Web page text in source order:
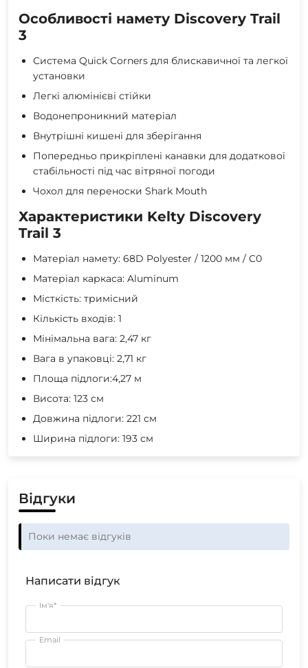
Особливості намету Discovery Trail
3
Система Quick Corners для блискавичної та легкої
установки
Легкі алюмінієві стійки
Водонепроникний матеріал
Внутрішні кишені для зберігання
Попередньо прикріплені канавки для додаткової
стабільності під час вітряної погоди
Чохол для переноски Shark Mouth
Характеристики Kelty Discovery
Trail 3
Матеріал намету: 68D Polyester / 1200 мм / C0
Матеріал каркаса: Aluminum
Місткість: тримісний
Кількість входів: 1
Мінімальна вага: 2,47 кг
Вага в упаковці: 2,71 кг
Площа підлоги:4,27 м
Висота: 123 см
Довжина підлоги: 221 см
Ширина підлоги: 193 см
Відгуки
Поки немає відгуків
Написати відгук
Ім'я*
Email